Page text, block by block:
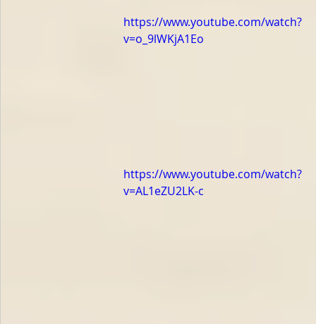
https://www.youtube.com/watch?
v=o_9lWKjA1Eo
https://www.youtube.com/watch?
v=AL1eZU2LK-c